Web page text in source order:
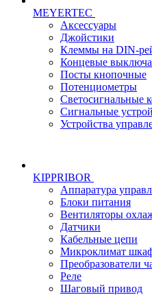
MEYERTEC
Аксессуары
Джойстики
Клеммы на DIN-
Концевые
Посты кнопочные
Потенциометры
Светосигнальные
Сигнальные
Устройства
KIPPRIBOR
Аппаратура
Блоки питания
Вентиляторы
Датчики
Кабельные цепи
Микроклимат
Преобразователи
Реле
Шаговый привод